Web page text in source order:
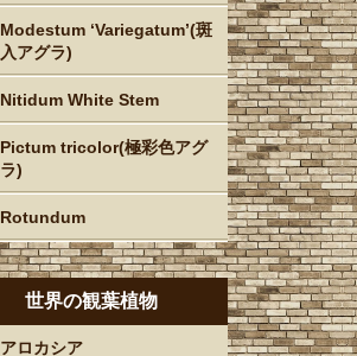
Modestum ‘Variegatum’(斑
入アグラ)
Nitidum White Stem
Pictum tricolor(極彩色アグ
ラ)
Rotundum
世界の観葉植物
アロカシア